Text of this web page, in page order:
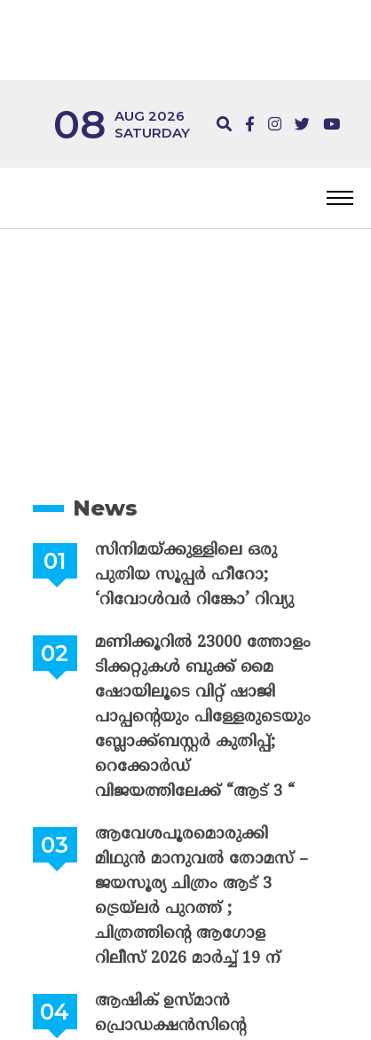
08 AUG 2026
SATURDAY
News
സിനിമയ്ക്കുള്ളിലെ ഒരു
പുതിയ സൂപ്പർ ഹീറോ;
‘റിവോൾവർ റിങ്കോ’ റിവ്യു
മണിക്കൂറിൽ 23000 ത്തോളം
ടിക്കറ്റുകൾ ബുക്ക് മൈ
ഷോയിലൂടെ വിറ്റ് ഷാജി
പാപ്പന്റെയും പിള്ളേരുടെയും
ബ്ലോക്ക്ബസ്റ്റർ കുതിപ്പ്;
റെക്കോർഡ്
വിജയത്തിലേക്ക് “ആട് 3 “
ആവേശപൂരമൊരുക്കി
മിഥുൻ മാനുവൽ തോമസ് –
ജയസൂര്യ ചിത്രം ആട് 3
ട്രെയ്‌ലർ പുറത്ത് ;
ചിത്രത്തിന്റെ ആഗോള
റിലീസ് 2026 മാർച്ച് 19 ന്
ആഷിക് ഉസ്മാൻ
പ്രൊഡക്ഷൻസിന്റെ